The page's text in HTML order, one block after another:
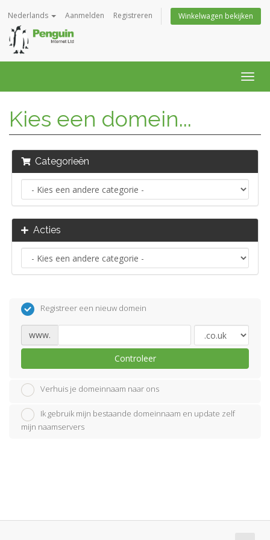
Nederlands Aanmelden Registreren Winkelwagen bekijken
in-/
Kies een domein...
Categorieën
Acties
Registreer een nieuw domein
www.
Controleer
Verhuis je domeinnaam naar ons
Ik gebruik mijn bestaande domeinnaam en update zelf
mijn naamservers